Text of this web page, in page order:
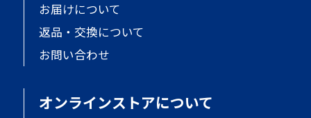
お届けについて
返品・交換について
お問い合わせ
オンラインストアについて